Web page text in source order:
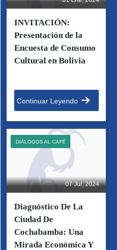
INVITACIÓN:
Presentación de la
Encuesta de Consumo
Cultural en Bolivia
Continuar Leyendo
07 Jul, 2024
DIÁLOGOS AL CAFÉ
Diagnóstico De La
Ciudad De
Cochabamba: Una
Mirada Económica Y